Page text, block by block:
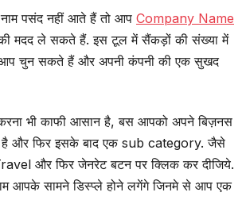
पसंद नहीं आते हैं तो आप Company Name
मदद ले सकते हैं. इस टूल में सैंकड़ों की संख्या में
आप चुन सकते हैं और अपनी कंपनी की एक सुखद
भी काफी आसान है, बस आपको अपने बिज़नस
है और फिर इसके बाद एक sub category. जैसे
और फिर जेनरेट बटन पर क्लिक कर दीजिये.
आपके सामने डिस्प्ले होने लगेंगे जिनमे से आप एक